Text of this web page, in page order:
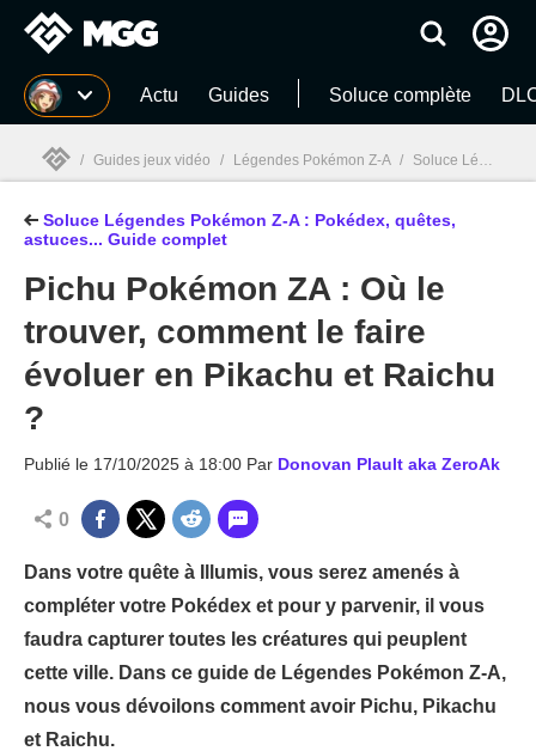
MGG Actu Guides Soluce complète
MGG
/ Guides jeux vidéo / Légendes Pokémon Z-A / Soluce Légendes Pokémon Z-A : Pokédex, quêtes, astuces... Le guide complet Nintendo Switch 2 !
Soluce Légendes Pokémon Z-A : Pokédex, quêtes,
astuces... Guide complet
Pichu Pokémon ZA : Où le
trouver, comment le faire
évoluer en Pikachu et Raichu
?
Publié le 17/10/2025 à 18:00 Par Donovan Plault aka ZeroAk
0
Dans votre quête à Illumis, vous serez amenés à
compléter votre Pokédex et pour y parvenir, il vous
faudra capturer toutes les créatures qui peuplent
cette ville. Dans ce guide de Légendes Pokémon Z-A,
nous vous dévoilons comment avoir Pichu, Pikachu
et Raichu.